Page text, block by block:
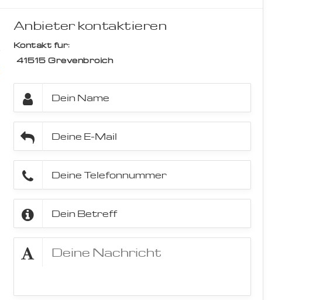
Anbieter kontaktieren
Kontakt für:
41515 Grevenbroich